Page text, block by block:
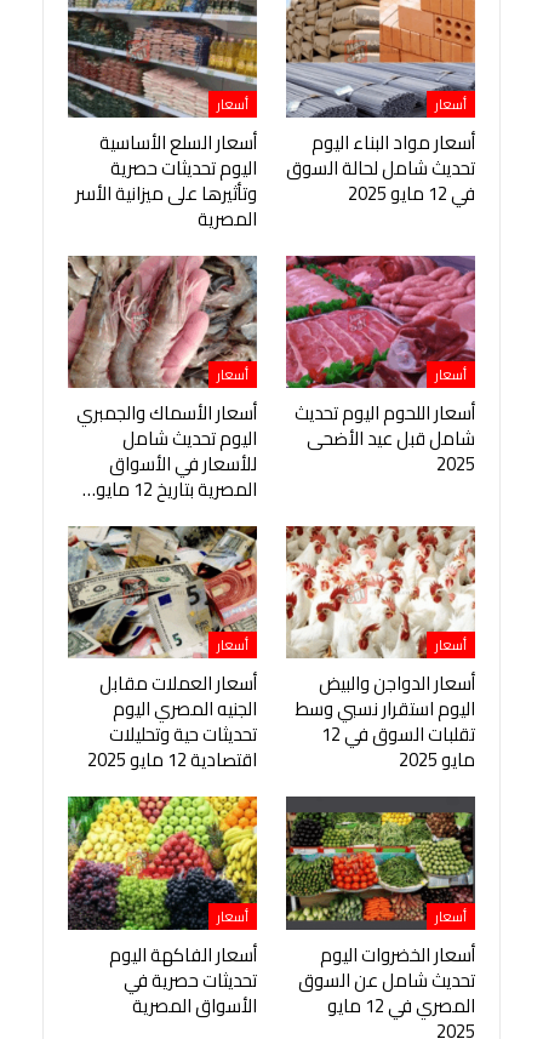
أسعار
أسعار مواد البناء اليوم
تحديث شامل لحالة السوق
في 12 مايو 2025
أسعار
أسعار السلع الأساسية
اليوم تحديثات حصرية
وتأثيرها على ميزانية الأسر
المصرية
أسعار
أسعار اللحوم اليوم تحديث
شامل قبل عيد الأضحى
2025
أسعار
أسعار الأسماك والجمبري
اليوم تحديث شامل
للأسعار في الأسواق
المصرية بتاريخ 12 مايو…
أسعار
أسعار الدواجن والبيض
اليوم استقرار نسبي وسط
تقلبات السوق في 12
مايو 2025
أسعار
أسعار العملات مقابل
الجنيه المصري اليوم
تحديثات حية وتحليلات
اقتصادية 12 مايو 2025
أسعار
أسعار الخضروات اليوم
تحديث شامل عن السوق
المصري في 12 مايو
2025
أسعار
أسعار الفاكهة اليوم
تحديثات حصرية في
الأسواق المصرية